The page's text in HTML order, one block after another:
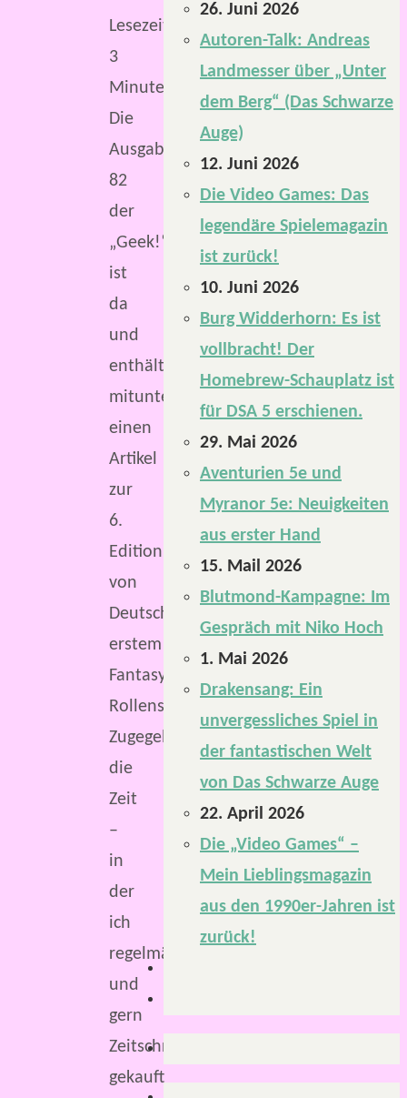
Lesezeit:
3
Minuten
Die
Ausgabe
82
der
„Geek!“
ist
da
und
enthält
mitunter
einen
Artikel
zur
6.
Edition
von
Deutschlands
erstem
Fantasy-
Rollenspiel.
Zugegeben,
die
Zeit
–
in
der
ich
regelmäßig
und
gern
Zeitschriften
gekauft
26. Juni 2026
Autoren-Talk: Andreas
Landmesser über „Unter
dem Berg“ (Das Schwarze
Auge)
12. Juni 2026
Die Video Games: Das
legendäre Spielemagazin
ist zurück!
10. Juni 2026
Burg Widderhorn: Es ist
vollbracht! Der
Homebrew-Schauplatz ist
für DSA 5 erschienen.
29. Mai 2026
Aventurien 5e und
Myranor 5e: Neuigkeiten
aus erster Hand
15. Mail 2026
Blutmond-Kampagne: Im
Gespräch mit Niko Hoch
1. Mai 2026
Drakensang: Ein
unvergessliches Spiel in
der fantastischen Welt
von Das Schwarze Auge
22. April 2026
Die „Video Games“ –
Mein Lieblingsmagazin
aus den 1990er-Jahren ist
zurück!